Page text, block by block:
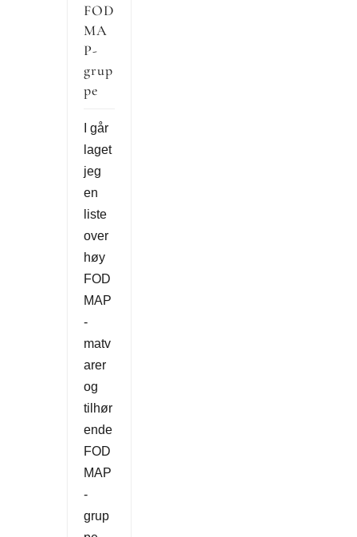
FOD
MA
P-
grup
pe
I går
laget
jeg
en
liste
over
høy
FOD
MAP
-
matv
arer
og
tilhør
ende
FOD
MAP
-
grup